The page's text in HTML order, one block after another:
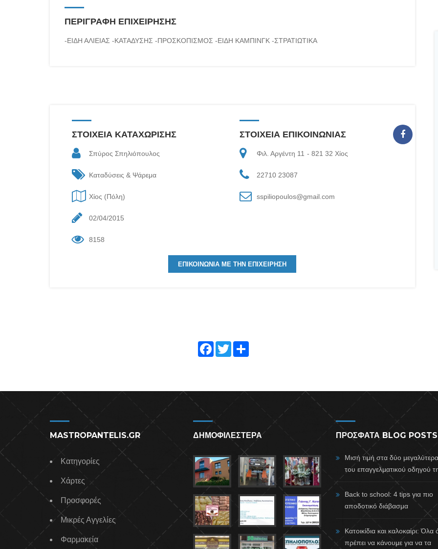
ΠΕΡΙΓΡΑΦΗ ΕΠΙΧΕΙΡΗΣΗΣ
-ΕΙΔΗ ΑΛΙΕΙΑΣ -ΚΑΤΑΔΥΣΗΣ -ΠΡΟΣΚΟΠΙΣΜΟΣ -ΕΙΔΗ ΚΑΜΠΙΝΓΚ -ΣΤΡΑΤΙΩΤΙΚΑ
ΣΤΟΙΧΕΙΑ ΚΑΤΑΧΩΡΙΣΗΣ
Σπύρος Σπηλιόπουλος
Καταδύσεις & Ψάρεμα
Χίος (Πόλη)
02/04/2015
8158
ΣΤΟΙΧΕΙΑ ΕΠΙΚΟΙΝΩΝΙΑΣ
Φιλ. Αργέντη 11 821 32 Χίος
22710 23087
sspiliopoulos@gmail.com
ΕΠΙΚΟΙΝΩΝΙΑ ΜΕ ΤΗΝ ΕΠΙΧΕΙΡΗΣΗ
Face
Twitt
MASTROPANTELIS.GR
Κατηγορίες
Χάρτες
Προσφορές
Μικρές Αγγελίες
Φαρμακεία
ΔΗΜΟΦΙΛΕΣΤΕΡΑ ΠΡΟΣΦΑΤΑ BLOG POSTS
Μισή τιμή στα δύο
του επαγγελματικού οδηγού
Back to school: 4 tips για πιο
αποδοτικό διάβασμα
Κατοικίδια και καλοκαίρι: Όλα
πρέπει να κάνουμε για να τα